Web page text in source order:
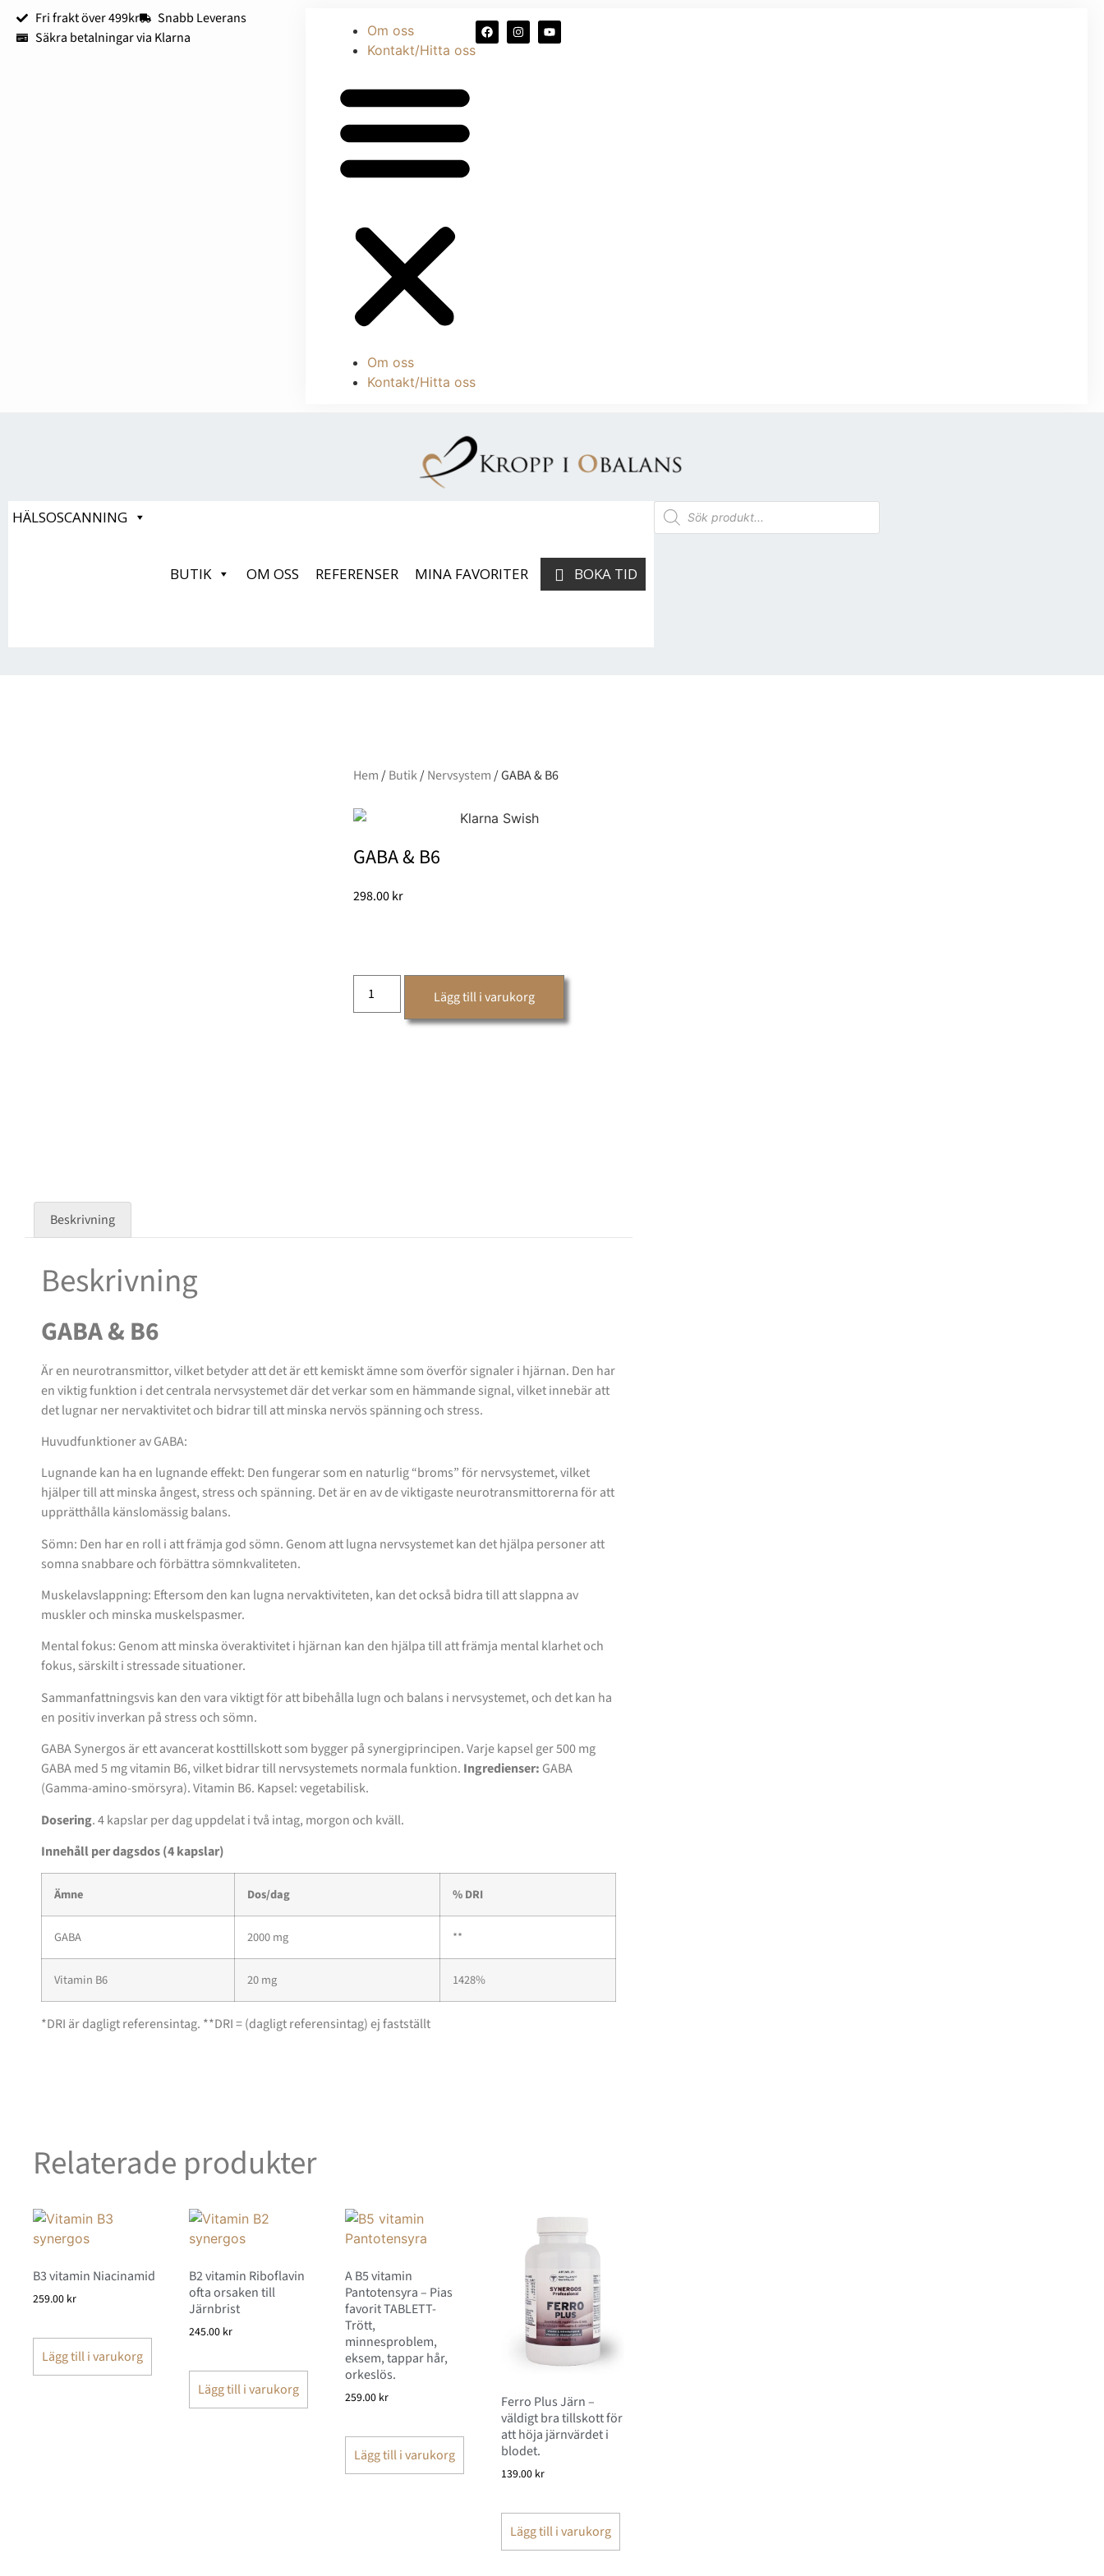
Fri frakt över 499kr
Snabb Leverans
Säkra betalningar via Klarna
Om oss
Kontakt/Hitta oss
Om oss
Kontakt/Hitta oss
HÄLSOSCANNING
BUTIK OM OSS REFERENSER MINA FAVORITER BOKA TID
Hem/Butik/Nervsystem/ GABA & B6
GABA & B6
298.00kr
Lägg till i varukorg
Beskrivning
Beskrivning
GABA & B6
Är en neurotransmittor, vilket betyder att det är ett kemiskt ämne som överför signaler i hjärnan. Den har
en viktig funktion i det centrala nervsystemet där det verkar som en hämmande signal, vilket innebär att
det lugnar ner nervaktivitet och bidrar till att minska nervös spänning och stress.
Huvudfunktioner av GABA:
Lugnande kan ha en lugnande effekt: Den fungerar som en naturlig “broms” för nervsystemet, vilket
hjälper till att minska ångest, stress och spänning. Det är en av de viktigaste neurotransmittorerna för att
upprätthålla känslomässig balans.
Sömn: Den har en roll i att främja god sömn. Genom att lugna nervsystemet kan det hjälpa personer att
somna snabbare och förbättra sömnkvaliteten.
Muskelavslappning: Eftersom den kan lugna nervaktiviteten, kan det också bidra till att slappna av
muskler och minska muskelspasmer.
Mental fokus: Genom att minska överaktivitet i hjärnan kan den hjälpa till att främja mental klarhet och
fokus, särskilt i stressade situationer.
Sammanfattningsvis kan den vara viktigt för att bibehålla lugn och balans i nervsystemet, och det kan ha
en positiv inverkan på stress och sömn.
GABA Synergos är ett avancerat kosttillskott som bygger på synergiprincipen. Varje kapsel ger 500 mg
GABA med 5 mg vitamin B6, vilket bidrar till nervsystemets normala funktion. Ingredienser: GABA
(Gamma-amino-smörsyra). Vitamin B6. Kapsel: vegetabilisk.
Dosering. 4 kapslar per dag uppdelat i två intag, morgon och kväll.
Innehåll per dagsdos (4 kapslar)
Ämne Dos/dag % DRI
GABA 2000 mg **
Vitamin B6 20 mg 1428%
*DRI är dagligt referensintag. **DRI = (dagligt referensintag) ej fastställt
Relaterade produkter
B3 vitamin Niacinamid
259.00 kr
Lägg till i varukorg
B2 vitamin Riboflavin
ofta orsaken till
Järnbrist
245.00 kr
Lägg till i varukorg
A B5 vitamin
Pantotensyra – Pias
favorit TABLETT-
Trött,
minnesproblem,
eksem, tappar hår,
orkeslös.
259.00 kr
Lägg till i varukorg
Ferro Plus Järn –
väldigt bra tillskott för
att höja järnvärdet i
blodet.
139.00 kr
Lägg till i varukorg